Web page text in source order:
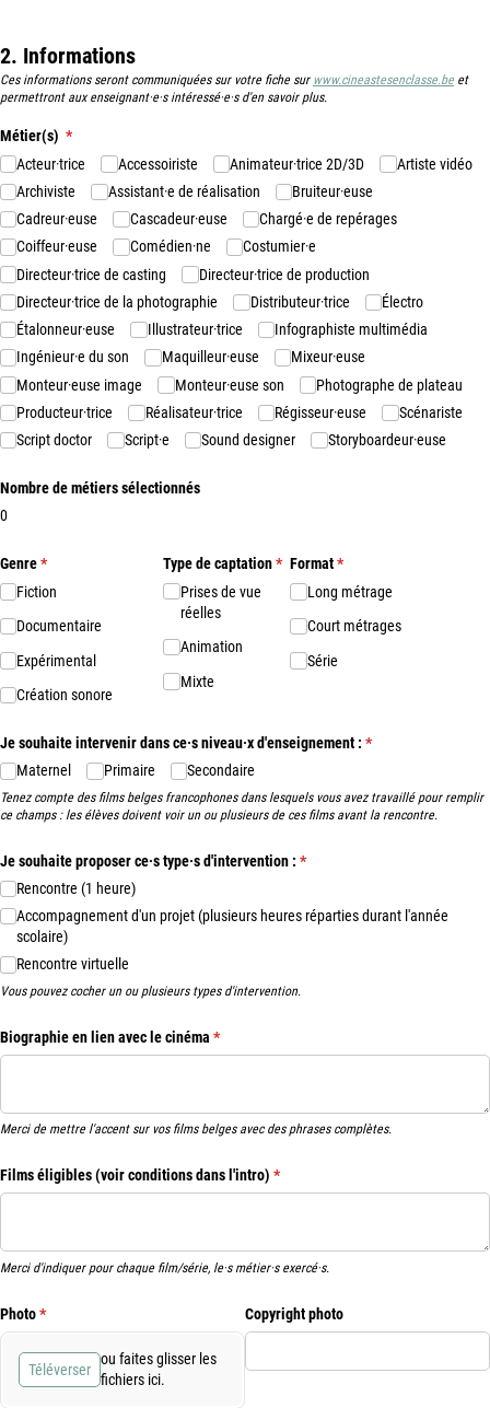
2. Informations
Ces informations seront communiquées sur votre fiche sur www.cineastesenclasse.be et
permettront aux enseignant·e·s intéressé·e·s d'en savoir plus.
Métier(s) *
(requis)
Acteur·trice
Accessoiriste Animateur·trice 2D/​3D
Artiste vidéo
Archiviste
Assistant·e de réalisation
Bruiteur·euse
Cadreur·euse
Cascadeur·euse
Chargé·e de repérages
Coiffeur·euse
Comédien·ne
Costumier·e
Directeur·trice de casting
Directeur·trice de production
Directeur·trice de la photographie
Distributeur·trice
Électro
Étalonneur·euse
Illustrateur·trice
Infographiste multimédia
Ingénieur·e du son
Maquilleur·euse
Mixeur·euse
Monteur·euse image
Monteur·euse son
Photographe de plateau
Producteur·trice
Réalisateur·trice Régisseur·euse
Scénariste
Script doctor
Script·e Sound designer Storyboardeur·euse
Nombre de métiers sélectionnés
0
Genre*
(requis)
Fiction
Documentaire
Expérimental
Création sonore
Type de captation*
(requis)
Prises de vue
réelles
Animation
Mixte
Format*
(requis)
Long métrage
Court métrages
Série
Je souhaite intervenir dans ce·s niveau·x d'enseignement : *
(requis)
Maternel
Primaire Secondaire
Tenez compte des films belges francophones dans lesquels vous avez travaillé pour remplir
ce champs : les élèves doivent voir un ou plusieurs de ces films avant la rencontre.
Je souhaite proposer ce·s type·s d'intervention : *
(requis)
Rencontre (1 heure)
Accompagnement d'un projet (plusieurs heures réparties durant l'année
scolaire)
Rencontre virtuelle
Vous pouvez cocher un ou plusieurs types d'intervention.
Biographie en lien avec le cinéma *
(requis)
Merci de mettre l'accent sur vos films belges avec des phrases complètes.
Films éligibles (voir conditions dans l'intro) *
(requis)
Merci d'indiquer pour chaque film/série, le·s métier·s exercé·s.
Photo*
(requis)
Téléverser
ou faites glisser les
fichiers ici.
Copyright photo